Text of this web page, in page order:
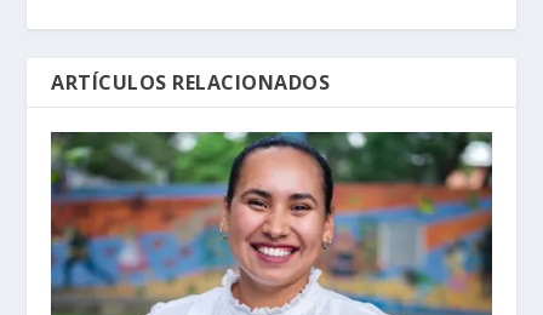
ARTÍCULOS RELACIONADOS